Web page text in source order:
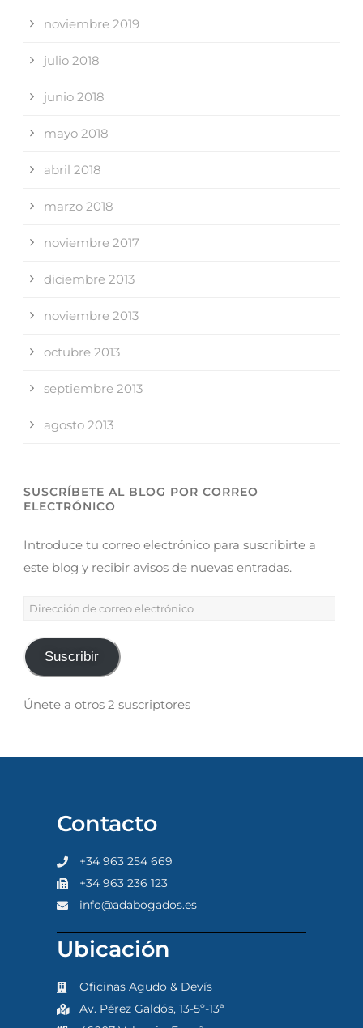
noviembre 2019
julio 2018
junio 2018
mayo 2018
abril 2018
marzo 2018
noviembre 2017
diciembre 2013
noviembre 2013
octubre 2013
septiembre 2013
agosto 2013
SUSCRÍBETE AL BLOG POR CORREO
ELECTRÓNICO
Introduce tu correo electrónico para suscribirte a
este blog y recibir avisos de nuevas entradas.
Suscribir
Únete a otros 2 suscriptores
Contacto
+34 963 254 669
+34 963 236 123
info@adabogados.es
Ubicación
Oficinas Agudo & Devís
Av. Pérez Galdós, 13-5º-13ª